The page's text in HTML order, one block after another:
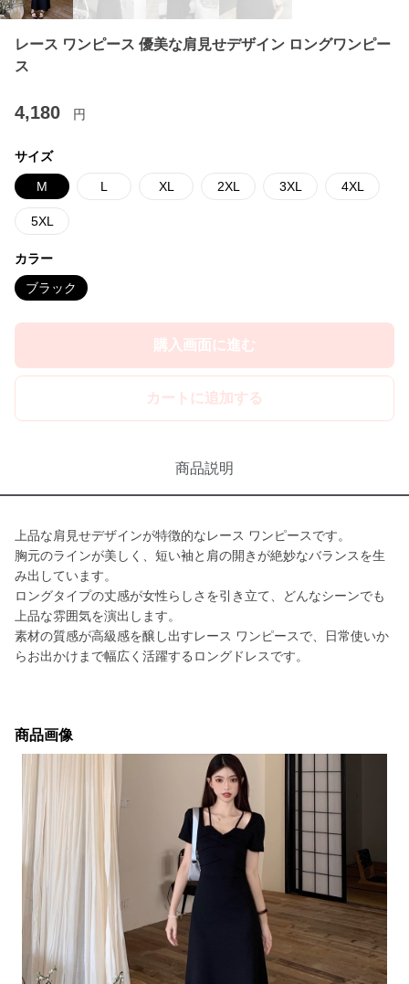
レース ワンピース 優美な肩見せデザイン ロングワンピー
ス
4,180 円
サイズ
M L XL 2XL 3XL 4XL
5XL
カラー
ブラック
購入画面に進む
カートに追加する
商品説明
上品な肩見せデザインが特徴的なレース ワンピースです。
胸元のラインが美しく、短い袖と肩の開きが絶妙なバランスを生
み出しています。
ロングタイプの丈感が女性らしさを引き立て、どんなシーンでも
上品な雰囲気を演出します。
素材の質感が高級感を醸し出すレース ワンピースで、日常使いか
らお出かけまで幅広く活躍するロングドレスです。
商品画像